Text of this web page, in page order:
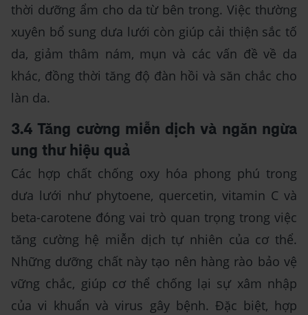
thời dưỡng ẩm cho da từ bên trong. Việc thường
xuyên bổ sung dưa lưới còn giúp cải thiện sắc tố
da, giảm thâm nám, mụn và các vấn đề về da
khác, đồng thời tăng độ đàn hồi và săn chắc cho
làn da.
3.4 Tăng cường miễn dịch và ngăn ngừa
ung thư hiệu quả
Các hợp chất chống oxy hóa phong phú trong
dưa lưới như phytoene, quercetin, vitamin C và
beta-carotene đóng vai trò quan trọng trong việc
tăng cường hệ miễn dịch tự nhiên của cơ thể.
Những dưỡng chất này tạo nên hàng rào bảo vệ
vững chắc, giúp cơ thể chống lại sự xâm nhập
của vi khuẩn và virus gây bệnh. Đặc biệt, hợp